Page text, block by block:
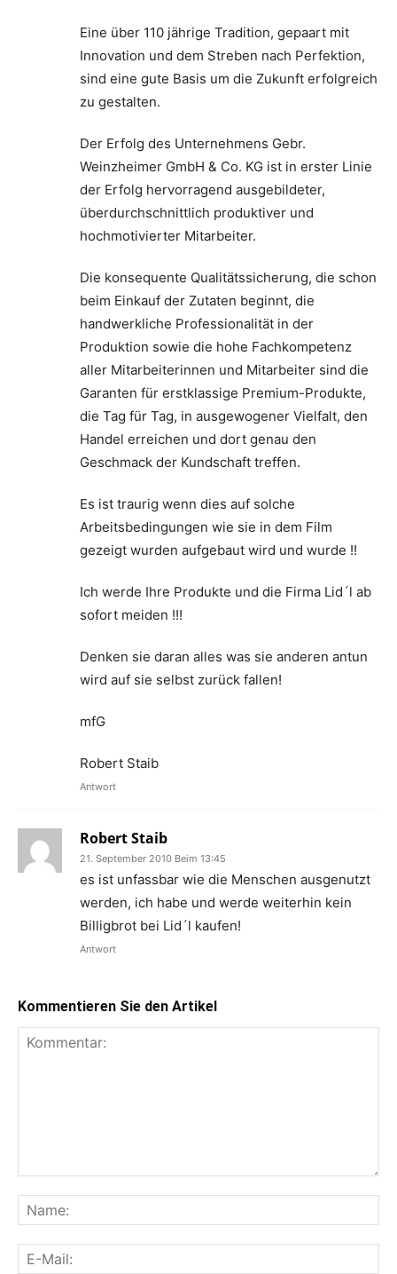
Eine über 110 jährige Tradition, gepaart mit
Innovation und dem Streben nach Perfektion,
sind eine gute Basis um die Zukunft erfolgreich
zu gestalten.
Der Erfolg des Unternehmens Gebr.
Weinzheimer GmbH & Co. KG ist in erster Linie
der Erfolg hervorragend ausgebildeter,
überdurchschnittlich produktiver und
hochmotivierter Mitarbeiter.
Die konsequente Qualitätssicherung, die schon
beim Einkauf der Zutaten beginnt, die
handwerkliche Professionalität in der
Produktion sowie die hohe Fachkompetenz
aller Mitarbeiterinnen und Mitarbeiter sind die
Garanten für erstklassige Premium-Produkte,
die Tag für Tag, in ausgewogener Vielfalt, den
Handel erreichen und dort genau den
Geschmack der Kundschaft treffen.
Es ist traurig wenn dies auf solche
Arbeitsbedingungen wie sie in dem Film
gezeigt wurden aufgebaut wird und wurde !!
Ich werde Ihre Produkte und die Firma Lid´l ab
sofort meiden !!!
Denken sie daran alles was sie anderen antun
wird auf sie selbst zurück fallen!
mfG
Robert Staib
Antwort
Robert Staib
21. September 2010 Beim 13:45
es ist unfassbar wie die Menschen ausgenutzt
werden, ich habe und werde weiterhin kein
Billigbrot bei Lid´l kaufen!
Antwort
Kommentieren Sie den Artikel